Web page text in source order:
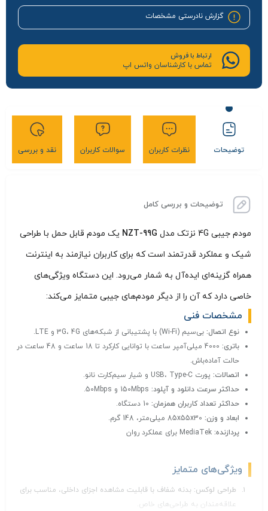
گزارش نادرستی مشخصات
ارتباط با فروش
تماس با کارشناسان واتس اپ
توضیحات نظرات کاربران سوالات کاربران نقد و بررسی
توضیحات و بررسی کامل
مودم جیبی 4G نزتک مدل NZT-99G یک مودم قابل حمل با طراحی
شیک و عملکرد قدرتمند است که برای کاربران نیازمند به اینترنت
همراه گزینه‌ای ایده‌آل به شمار می‌رود. این دستگاه ویژگی‌های
خاصی دارد که آن را از دیگر مودم‌های جیبی متمایز می‌کند:
مشخصات فنی
نوع اتصال: بی‌سیم (Wi-Fi) با پشتیبانی از شبکه‌های 3G، 4G و LTE.
باتری:
4000 میلی‌آمپر ساعت با توانایی کارکرد تا 18 ساعت و 48 ساعت در
حالت آماده‌باش.
اتصالات: پورت USB، Type-C و شیار سیم‌کارت نانو.
حداکثر سرعت دانلود و آپلود:
حداکثر تعداد کاربران همزمان:
ابعاد و وزن:
پردازنده:
ویژگی‌های متمایز
طراحی لوکس: بدنه شفاف با قابلیت مشاهده اجزای داخلی، مناسب برای
علاقه‌مندان به طراحی‌های خاص.